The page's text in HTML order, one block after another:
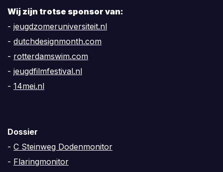
Wij zijn trotse sponsor van:
- jeugdzomeruniversiteit.nl
- dutchdesignmonth.com
- rotterdamswim.com
- jeugdfilmfestival.nl
- 14mei.nl
Dossier
- C Steinweg Dodenmonitor
- Flaringmonitor